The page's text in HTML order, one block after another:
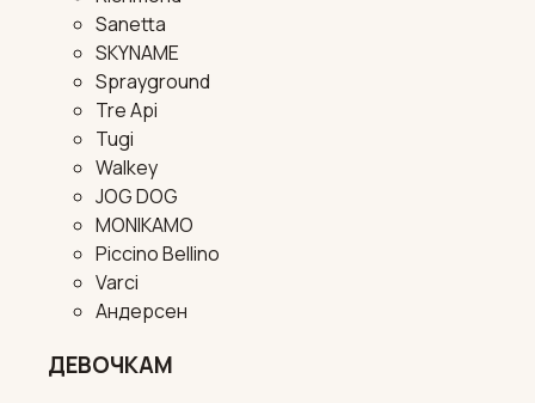
Sanetta
SKYNAME
Sprayground
Tre Api
Tugi
Walkey
JOG DOG
MONIKAMO
Piccino Bellino
Varci
Андерсен
ДЕВОЧКАМ